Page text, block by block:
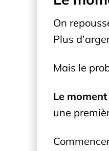
On
Plus
Mais le
Le
une